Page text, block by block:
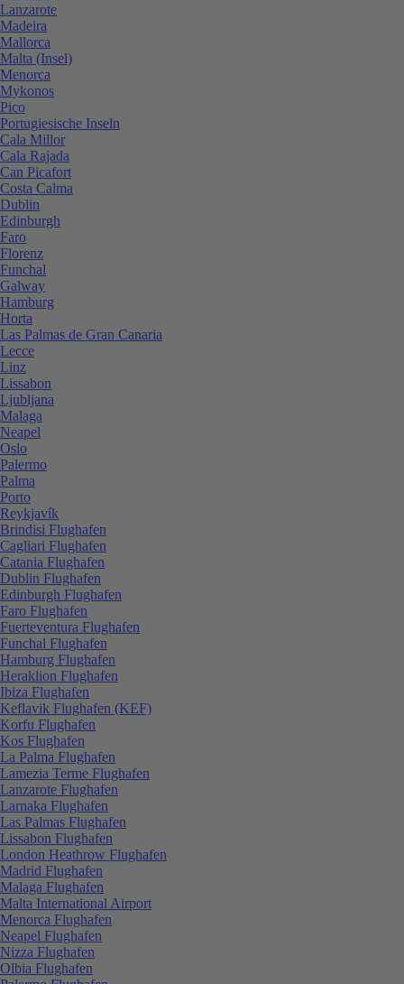
Lanzarote
Madeira
Mallorca
Malta (Insel)
Menorca
Mykonos
Pico
Portugiesische Inseln
Cala Millor
Cala Rajada
Can Picafort
Costa Calma
Dublin
Edinburgh
Faro
Florenz
Funchal
Galway
Hamburg
Horta
Las Palmas de Gran Canaria
Lecce
Linz
Lissabon
Ljubljana
Malaga
Neapel
Oslo
Palermo
Palma
Porto
Reykjavík
Brindisi Flughafen
Cagliari Flughafen
Catania Flughafen
Dublin Flughafen
Edinburgh Flughafen
Faro Flughafen
Fuerteventura Flughafen
Funchal Flughafen
Hamburg Flughafen
Heraklion Flughafen
Ibiza Flughafen
Keflavik Flughafen (KEF)
Korfu Flughafen
Kos Flughafen
La Palma Flughafen
Lamezia Terme Flughafen
Lanzarote Flughafen
Larnaka Flughafen
Las Palmas Flughafen
Lissabon Flughafen
London Heathrow Flughafen
Madrid Flughafen
Malaga Flughafen
Malta International Airport
Menorca Flughafen
Neapel Flughafen
Nizza Flughafen
Olbia Flughafen